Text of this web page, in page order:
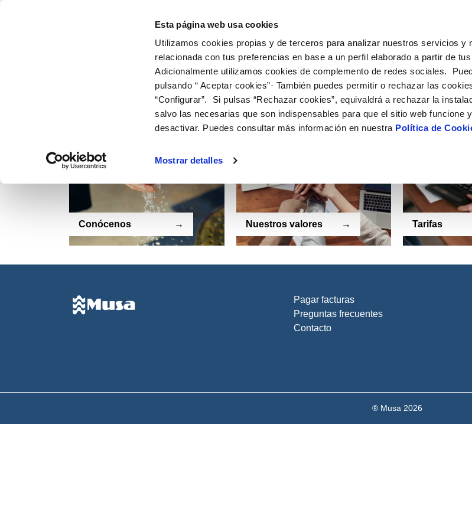
Esta página web usa cookies
Utilizamos cookies propias y de terceros para analizar nuestros servicios y
relacionada con tus preferencias en base a un perfil elaborado a partir de
Adicionalmente utilizamos cookies de complemento de redes sociales.
pulsando “ Aceptar cookies”· También puedes permitir o rechazar las
“Configurar”. Si pulsas “Rechazar cookies”, equivaldrá a rechazar la
salvo las necesarias que son indispensables para que el sitio web funcione
desactivar. Puedes consultar más información en nuestra Política de
Mostrar detalles
Aquatec es el nombre de la Sociedad y se publicita bajo la marca comercial MUSA.
¿Qué es un equipo de medida preparado para el envío de señales de telelectura?
Te podría interesar
Conócenos Nuestros valores Tarifas
Pagar facturas
Preguntas frecuentes
Contacto
® Musa 2026